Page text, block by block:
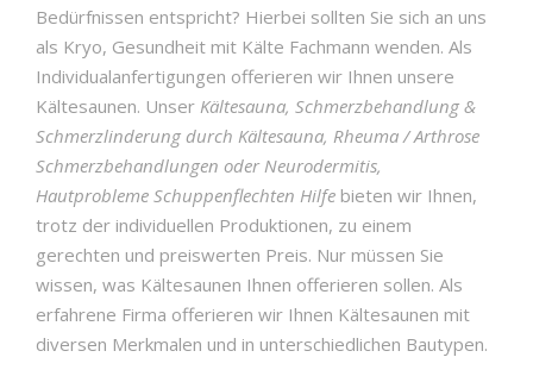
Bedürfnissen entspricht? Hierbei sollten Sie sich an uns
als Kryo, Gesundheit mit Kälte Fachmann wenden. Als
Individualanfertigungen offerieren wir Ihnen unsere
Kältesaunen. Unser Kältesauna, Schmerzbehandlung &
Schmerzlinderung durch Kältesauna, Rheuma / Arthrose
Schmerzbehandlungen oder Neurodermitis,
Hautprobleme Schuppenflechten Hilfe bieten wir Ihnen,
trotz der individuellen Produktionen, zu einem
gerechten und preiswerten Preis. Nur müssen Sie
wissen, was Kältesaunen Ihnen offerieren sollen. Als
erfahrene Firma offerieren wir Ihnen Kältesaunen mit
diversen Merkmalen und in unterschiedlichen Bautypen.